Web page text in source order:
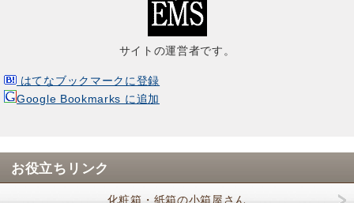
サイトの運営者です。
はてなブックマークに登録
Google Bookmarks に追加
お役立ちリンク
化粧箱・紙箱の小箱屋さん